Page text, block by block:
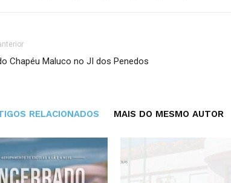
Chapéu Maluco no JI dos Penedos
RELACIONADOS MAIS DO MESMO AUTOR